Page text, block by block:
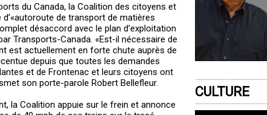
du Canada, la Coalition des citoyens et
de transport de matières
désaccord avec le plan d’exploitation
Transports-Canada. «Est-il nécessaire de
est actuellement en forte chute auprès de
depuis que toutes les demandes
et de Frontenac et leurs citoyens ont
son porte-parole Robert Bellefleur.
la Coalition appuie sur le frein et annonce
CULTURE